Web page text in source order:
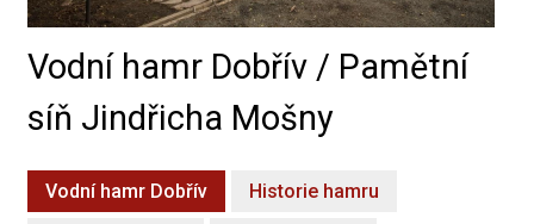
Vodní hamr Dobřív / Pamětní
síň Jindřicha Mošny
Vodní hamr Dobřív Historie hamru